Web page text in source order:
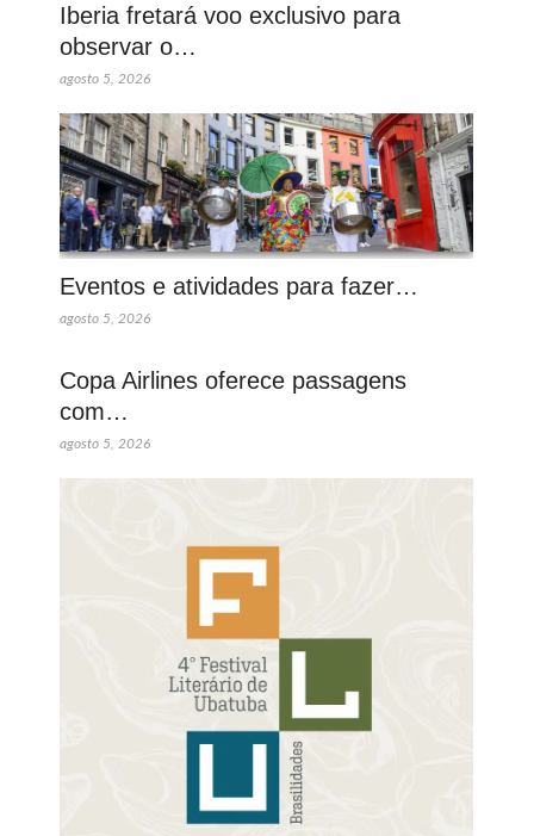
Iberia fretará voo exclusivo para
observar o…
agosto 5, 2026
Eventos e atividades para fazer…
agosto 5, 2026
Copa Airlines oferece passagens
com…
agosto 5, 2026